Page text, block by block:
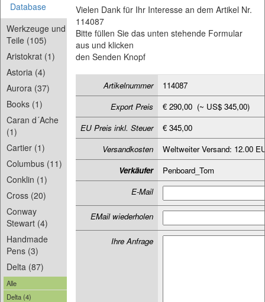
Database
Werkzeuge und
Teile (105)
Aristokrat (1)
Astoria (4)
Aurora (37)
Books (1)
Caran d´Ache
(1)
Cartier (1)
Columbus (11)
Conklin (1)
Cross (20)
Conway
Stewart (4)
Handmade
Pens (3)
Delta (87)
Alle
Delta (4)
Vielen Dank für Ihr Interesse an dem Artikel Nr.
114087
Bitte füllen Sie das unten stehende Formular
aus und klicken
den Senden Knopf
Artikelnummer
114087
Export Preis
€ 290,00 (~ US$ 345,00)
EU Preis inkl. Steuer
€ 345,00
Versandkosten
Weltweiter Versand: 12.00
Verkäufer
Penboard_Tom
E-Mail
EMail wiederholen
Ihre Anfrage